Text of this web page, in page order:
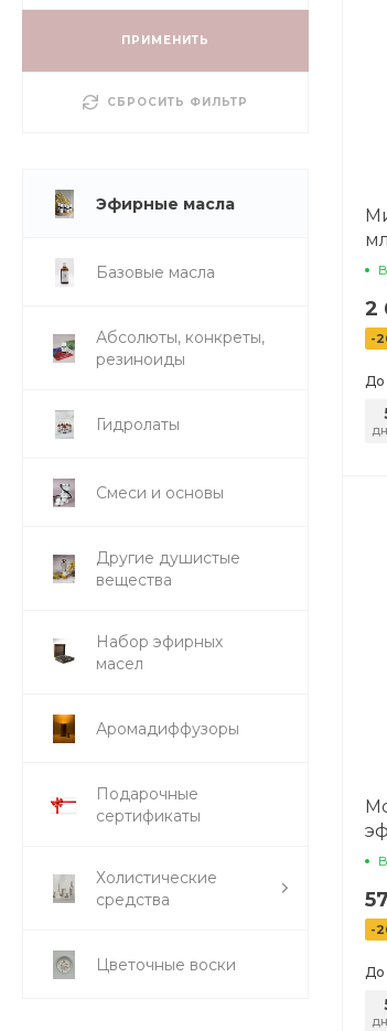
ПРИМЕНИТЬ
СБРОСИТЬ ФИЛЬТР
Эфирные масла
Базовые масла
Абсолюты, конкреты,
резиноиды
Гидролаты
Смеси и основы
Другие душистые
вещества
Набор эфирных
масел
Аромадиффузоры
Подарочные
сертификаты
Холистические
средства
Цветочные воски
2
-
До
-
До